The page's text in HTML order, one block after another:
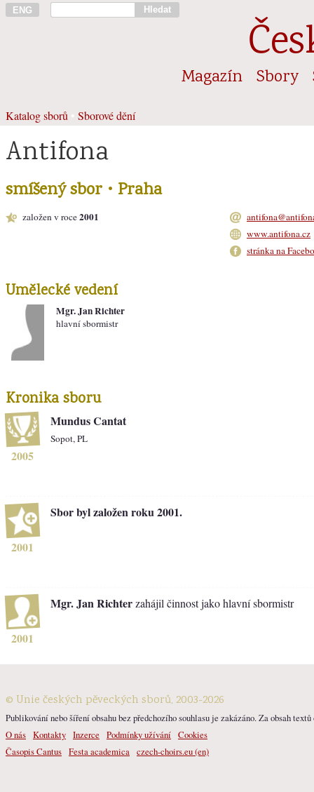
ENG Hledat
Magazín Sbory
Katalog sborů Sborové dění
Antifona
smíšený sbor • Praha
založen v roce2001
www.antifona.cz
stránka na
Umělecké vedení
Mgr. Jan Richter
hlavní sbormistr
Kronika sboru
2005
Mundus Cantat
Sopot, PL
2001
Sbor byl založen roku 2001.
2001
Mgr. Jan Richterzahájil činnost jako hlavní sbormistr
© Unie českých pěveckých sborů, 2003-2026
Publikování nebo šíření obsahu bez předchozího souhlasu je zakázáno. Za obsah
O nás Kontakty Inzerce Podmínky užívání Cookies
Časopis Cantus Festa academica czech-choirs.eu (en)